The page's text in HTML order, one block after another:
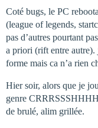
Coté bugs, le PC
(league of legends,
pas d’autres pourtant
a priori (rift entre autre).
forme mais ca n’a rien
Hier soir, alors que je
genre
de brulé, alim grillée.